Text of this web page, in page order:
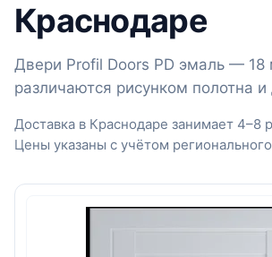
Краснодаре
Двери Profil Doors PD эмаль — 18
различаются рисунком полотна
Доставка в Краснодаре занимает 4–8
Цены указаны с учётом